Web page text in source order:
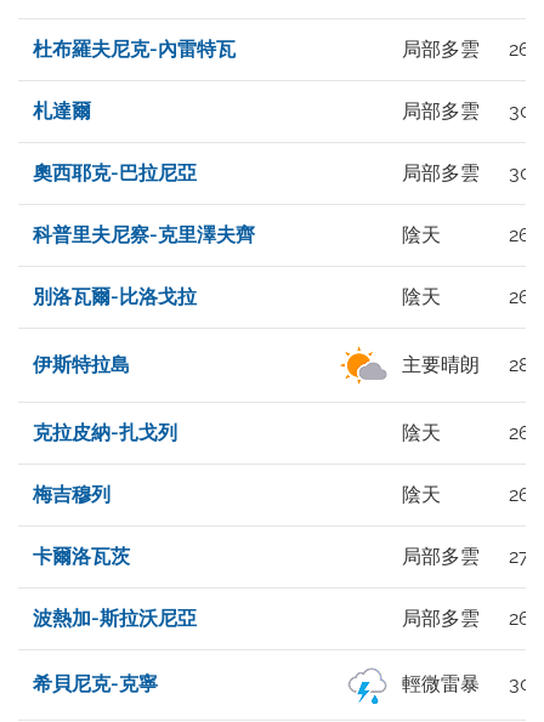
杜布羅夫尼克-內雷特瓦 局部多雲 26°
札達爾 局部多雲 30°
奧西耶克-巴拉尼亞 局部多雲 30°
科普里夫尼察-克里澤夫齊 陰天 26°
別洛瓦爾-比洛戈拉 陰天 26°
伊斯特拉島 主要晴朗 28°
克拉皮納-扎戈列 陰天 26°
梅吉穆列 陰天 26°
卡爾洛瓦茨 局部多雲 27°
波熱加-斯拉沃尼亞 局部多雲 26°
希貝尼克-克寧 輕微雷暴 30°